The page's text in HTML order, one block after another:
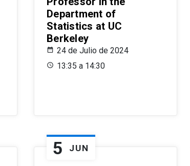
Department of
Statistics at UC
Berkeley
24 de Julio de 2024
13:35 a 14:30
5 JUN